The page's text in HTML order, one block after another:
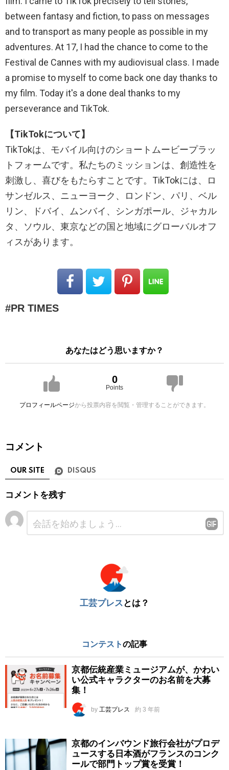
between fantasy and fiction, to pass on messages
and to transport as many people as possible in my
adventures. At 17, I had the chance to come to the
Festival de Cannes with my audiovisual class. I made
a promise to myself to come back one day thanks to
my film. Today it's a done deal thanks to my
perseverance and TikTok.
【TikTokについて】
TikTokは、モバイル向けのショートムービープラッ
トフォームです。私たちのミッションは、創造性を
刺激し、喜びをもたらすことです。TikTokには、ロ
サンゼルス、ニューヨーク、ロンドン、パリ、ベル
リン、ドバイ、ムンバイ、シンガポール、ジャカル
タ、ソウル、東京などの国と地域にグローバルオフ
ィスがあります。
PR TIMES
あなたはどう思いますか？
0
Points
プロフィールページから投票内容を閲覧・管理することができます。
コメント
OUR SITE DISQUS
コメントを残す
工芸プレス とは？
コンテストの記事
京都伝統産業ミュージアムが、かわい
い公式キャラクターのお名前を大募
集！
by 工芸プレス 約 3 年前
京都のインバウンド旅行会社がプロデ
ュースする日本酒がフランスのコンク
ールで部門トップ賞を受賞！